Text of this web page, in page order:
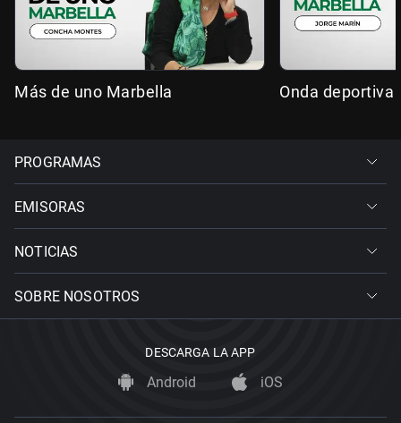
Más de uno Marbella Onda deportiva
PROGRAMAS
EMISORAS
NOTICIAS
SOBRE NOSOTROS
DESCARGA LA APP
Android iOS